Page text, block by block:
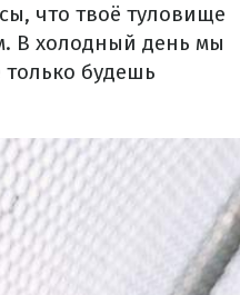
что твоё туловище
В холодный день мы
будешь